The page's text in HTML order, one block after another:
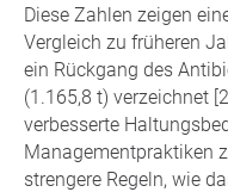
Diese Zahlen zeigen
Vergleich zu früheren
ein Rückgang des
(1.165,8 t) verzeichnet
verbesserte
Managementpraktiken
strengere Regeln, wie